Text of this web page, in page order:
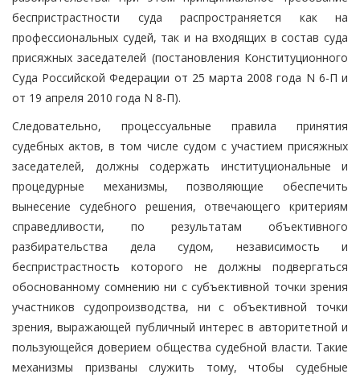
беспристрастности суда распространяется как на
профессиональных судей, так и на входящих в состав суда
присяжных заседателей (постановления Конституционного
Суда Российской Федерации от 25 марта 2008 года N 6-П и
от 19 апреля 2010 года N 8-П).
Следовательно, процессуальные правила принятия
судебных актов, в том числе судом с участием присяжных
заседателей, должны содержать институциональные и
процедурные механизмы, позволяющие обеспечить
вынесение судебного решения, отвечающего критериям
справедливости, по результатам объективного
разбирательства дела судом, независимость и
беспристрастность которого не должны подвергаться
обоснованному сомнению ни с субъективной точки зрения
участников судопроизводства, ни с объективной точки
зрения, выражающей публичный интерес в авторитетной и
пользующейся доверием общества судебной власти. Такие
механизмы призваны служить тому, чтобы судебные